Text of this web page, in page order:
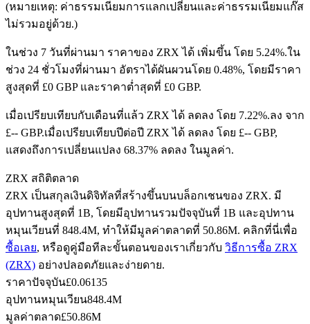
ฟิวเจอร์สที่ใช้ USDC เป็นหลักประกัน
คัดลอกการซื้อขาย
เข้าร่วมกับเทรดเดอร์ชั้นนำ
(หมายเหตุ: ค่าธรรมเนียมการแลกเปลี่ยนและค่าธรรมเนียมแก๊ส
ไม่รวมอยู่ด้วย.)
ในช่วง 7 วันที่ผ่านมา ราคาของ ZRX ได้ เพิ่มขึ้น โดย 5.24%.ใน
ช่วง 24 ชั่วโมงที่ผ่านมา อัตราได้ผันผวนโดย 0.48%, โดยมีราคา
สูงสุดที่ £0 GBP และราคาต่ำสุดที่ £0 GBP.
เมื่อเปรียบเทียบกับเดือนที่แล้ว ZRX ได้ ลดลง โดย 7.22%.ลง จาก
£-- GBP.เมื่อเปรียบเทียบปีต่อปี ZRX ได้ ลดลง โดย £-- GBP,
แสดงถึงการเปลี่ยนแปลง 68.37% ลดลง ในมูลค่า.
ZRX สถิติตลาด
ZRX เป็นสกุลเงินดิจิทัลที่สร้างขึ้นบนบล็อกเชนของ ZRX. มี
อุปทานสูงสุดที่ 1B, โดยมีอุปทานรวมปัจจุบันที่ 1B และอุปทาน
หมุนเวียนที่ 848.4M, ทำให้มีมูลค่าตลาดที่ 50.86M. คลิกที่นี่เพื่อ
ซื้อเลย, หรือดูคู่มือทีละขั้นตอนของเราเกี่ยวกับ วิธีการซื้อ ZRX
(ZRX) อย่างปลอดภัยและง่ายดาย.
ราคาปัจจุบัน£0.06135
อุปทานหมุนเวียน848.4M
มูลค่าตลาด£50.86M